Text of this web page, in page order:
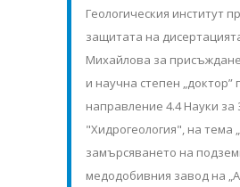
Геологическия институт
защитата на
Михайлова за
и научна степен
направление 4.4 Науки за
"Хидрогеология", на тема
замърсяването на
медодобивния завод на